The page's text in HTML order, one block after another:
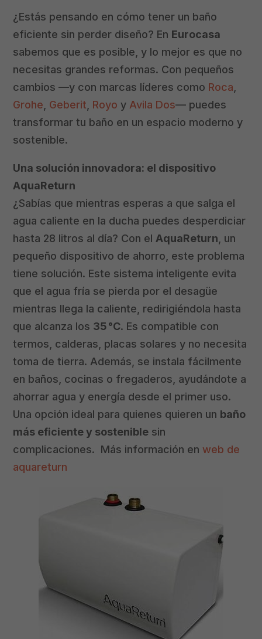
¿Estás pensando en cómo tener un baño
eficiente sin perder diseño? En Eurocasa
sabemos que es posible, y lo mejor es que no
necesitas grandes reformas. Con pequeños
cambios —y con marcas líderes como Roca
Grohe Geberit Royo y Avila Dos— puedes
transformar tu baño en un espacio moderno y
sostenible.
Una solución innovadora: el dispositivo
AquaReturn
¿Sabías que mientras esperas a que salga el
agua caliente en la ducha puedes desperdiciar
hasta 28 litros al día? Con el AquaReturn , un
pequeño dispositivo de ahorro, este problema
tiene solución. Este sistema inteligente evita
que el agua fría se pierda por el desagüe
mientras llega la caliente, redirigiéndola hasta
que alcanza los 35 °C. Es compatible con
termos, calderas, placas solares y no necesita
toma de tierra. Además, se instala fácilmente
en baños, cocinas o fregaderos, ayudándote a
ahorrar agua y energía desde el primer uso.
Una opción ideal para quienes quieren un baño
más eficiente y sostenible sin
complicaciones. Más información enweb de
aquareturn